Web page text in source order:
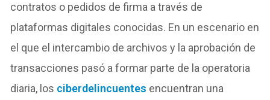
contratos o pedidos de firma a través de
plataformas digitales conocidas. En un escenario en
el que el intercambio de archivos y la aprobación de
transacciones pasó a formar parte de la operatoria
diaria, los ciberdelincuentes encuentran una